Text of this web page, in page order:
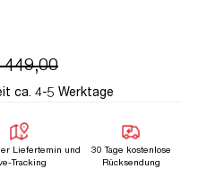
ca. 4-5 Werktage
Liefertemin und
Tracking
30 Tage kostenlose
Rücksendung